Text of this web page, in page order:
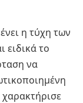
η τύχη των
ειδικά το
να